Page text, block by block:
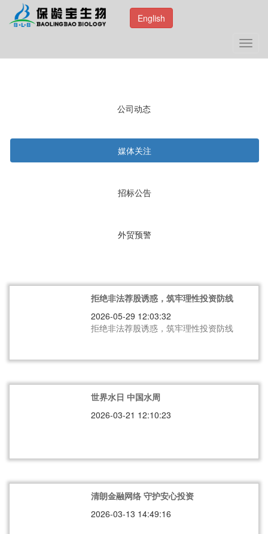
English
公司动态
媒体关注
招标公告
外贸预警
拒绝非法荐股诱惑，筑牢理性投资防线
2026-05-29 12:03:32
拒绝非法荐股诱惑，筑牢理性投资防线
世界水日 中国水周
2026-03-21 12:10:23
清朗金融网络 守护安心投资
2026-03-13 14:49:16